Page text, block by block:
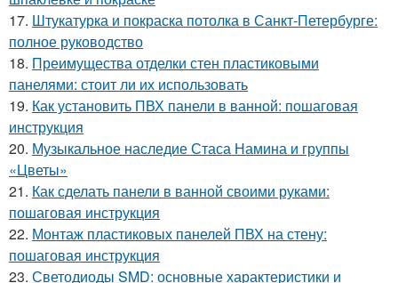
17. Штукатурка и покраска потолка в Санкт-Петербурге:
полное руководство
18. Преимущества отделки стен пластиковыми
панелями: стоит ли их использовать
19. Как установить ПВХ панели в ванной: пошаговая
инструкция
20. Музыкальное наследие Стаса Намина и группы
«Цветы»
21. Как сделать панели в ванной своими руками:
пошаговая инструкция
22. Монтаж пластиковых панелей ПВХ на стену:
пошаговая инструкция
23. Светодиоды SMD: основные характеристики и